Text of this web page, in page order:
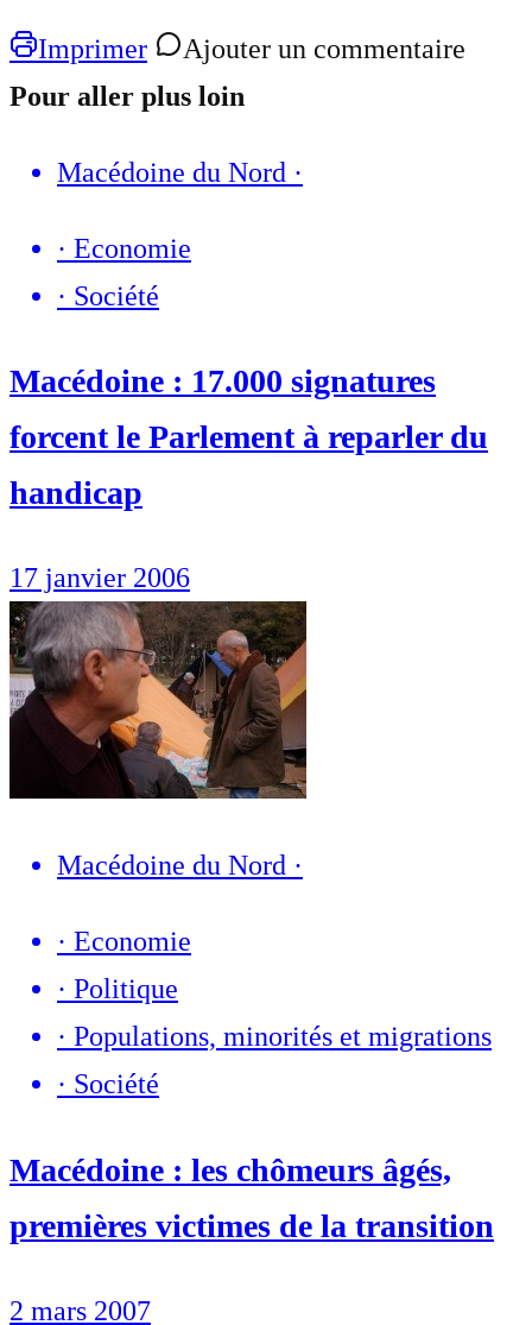
Imprimer
Ajouter un commentaire
Pour aller plus loin
Macédoine du Nord ·
· Economie
· Société
Macédoine : 17.000 signatures
forcent le Parlement à reparler du
handicap
17 janvier 2006
Macédoine du Nord ·
· Economie
· Politique
· Populations, minorités et migrations
· Société
Macédoine : les chômeurs âgés,
premières victimes de la transition
2 mars 2007